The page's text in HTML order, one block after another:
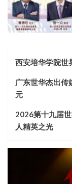
西安培华学院世
广东世华杰出传
元
2026第十九届
人精英之光